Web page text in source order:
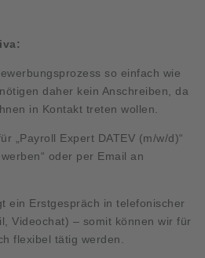
so einfach wie
daher kein Anschreiben, da
in Kontakt treten wollen.
„Payroll Expert DATEV (m/w/d)“
oder per Email an
ein Erstgespräch in telefonischer
Videochat) – somit können wir für
flexibel tätig werden.